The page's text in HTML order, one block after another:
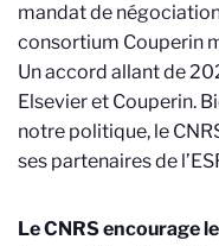
mandat de
consortium Couperin
Un accord allant de
Elsevier et Couperin.
notre politique, le
ses partenaires de
Le CNRS encourage